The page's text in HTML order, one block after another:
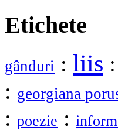
Etichete
gânduri : liis :
: georgiana
: poezie :